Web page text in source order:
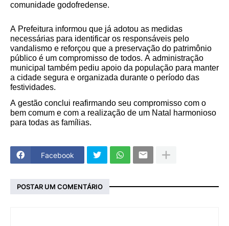
comunidade godofredense.
A Prefeitura informou que já adotou as medidas
necessárias para identificar os responsáveis pelo
vandalismo e reforçou que a preservação do patrimônio
público é um compromisso de todos. A administração
municipal também pediu apoio da população para manter
a cidade segura e organizada durante o período das
festividades.
A gestão conclui reafirmando seu compromisso com o
bem comum e com a realização de um Natal harmonioso
para todas as famílias.
Facebook
POSTAR UM COMENTÁRIO